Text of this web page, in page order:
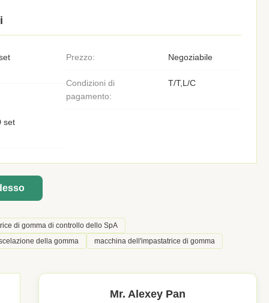
Prezzo: Negoziabile
Condizioni di
pagamento:
T/T,L/C
set
di gomma di controllo dello SpA
della gomma
macchina dell'impastatrice di gomma
Mr. Alexey Pan